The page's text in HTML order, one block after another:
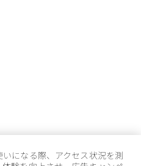
になる際、アクセス状況を測